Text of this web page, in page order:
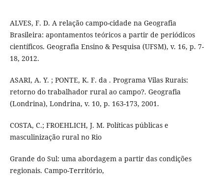
ALVES, F. D. A relação campo-cidade na Geografia
Brasileira: apontamentos teóricos a partir de periódicos
científicos. Geografia Ensino & Pesquisa (UFSM), v. 16, p. 7-
18, 2012.
ASARI, A. Y. ; PONTE, K. F. da . Programa Vilas Rurais:
retorno do trabalhador rural ao campo?. Geografia
(Londrina), Londrina, v. 10, p. 163-173, 2001.
COSTA, C.; FROEHLICH, J. M. Políticas públicas e
masculinização rural no Rio
Grande do Sul: uma abordagem a partir das condições
regionais. Campo-Território,